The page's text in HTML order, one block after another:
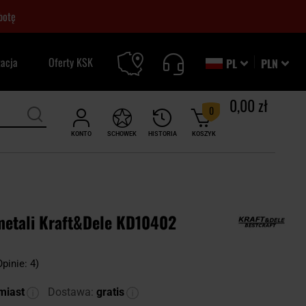
PLN
PL
Oferty KSK
KONTO HISTORIA
SCHOWEK KOSZYK
0 0,00 zł
Kraft&Dele KD10402
4)
Dostawa: gratis